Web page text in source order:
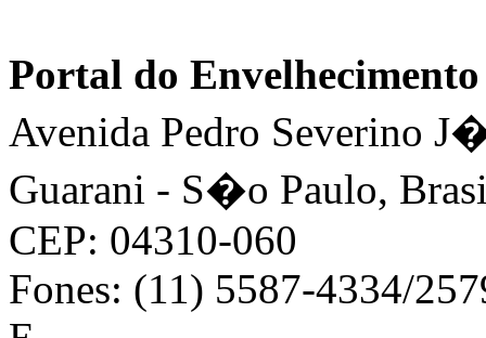
Portal do
Avenida Pedro Severino
Guarani - S�o Paulo,
CEP: 04310-060
Fones: (11) 5587-4334/